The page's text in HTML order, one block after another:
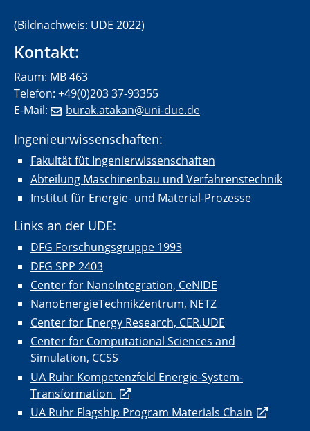
(Bildnachweis: UDE 2022)
Kontakt:
Raum: MB 463
Telefon: +49(0)203 37-93355
E-Mail:
burak.atakan@uni-due.de
Ingenieurwissenschaften:
Fakultät füt Ingenierwissenschaften
Abteilung Maschinenbau und Verfahrenstechnik
Institut für Energie- und Material-Prozesse
Links an der UDE:
DFG Forschungsgruppe 1993
DFG SPP 2403
Center for NanoIntegration, CeNIDE
NanoEnergieTechnikZentrum, NETZ
Center for Energy Research, CER.UDE
Center for Computational Sciences and
Simulation, CCSS
UA Ruhr Kompetenzfeld Energie-System-
Transformation
UA Ruhr Flagship Program Materials Chain